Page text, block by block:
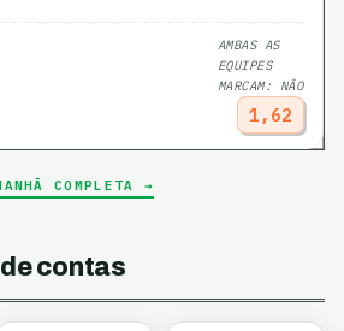
AMBAS AS
EQUIPES
MARCAM: NÃO
1,62
COMPLETA →
contas